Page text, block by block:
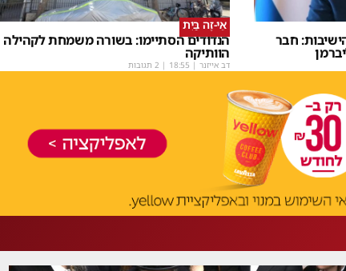
חבר
אֵי-זֶה בַּיִת
הנדודים הסתיימו: בשורה משמחת לקהילה
הוותיקה
דב אייזנר |
18:55 | 2 תגובות